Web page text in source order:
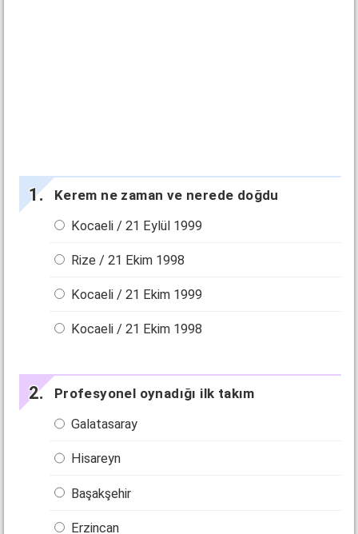
Kerem ne zaman ve nerede doğdu
Kocaeli / 21 Eylül 1999
Rize / 21 Ekim 1998
Kocaeli / 21 Ekim 1999
Kocaeli / 21 Ekim 1998
Profesyonel oynadığı ilk takım
Galatasaray
Hisareyn
Başakşehir
Erzincan